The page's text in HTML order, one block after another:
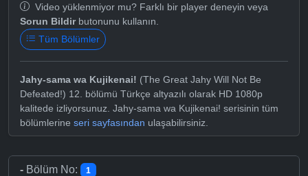
Video yüklenmiyor mu? Farklı bir player deneyin veya
Sorun Bildirbutonunu kullanın.
Tüm Bölümler
Jahy-sama wa Kujikenai! (The Great Jahy Will Not Be
Defeated!) 12. bölümü Türkçe altyazılı olarak HD 1080p
kalitede izliyorsunuz. Jahy-sama wa Kujikenai! serisinin tüm
bölümlerine seri sayfasından ulaşabilirsiniz.
- Bölüm No: 1